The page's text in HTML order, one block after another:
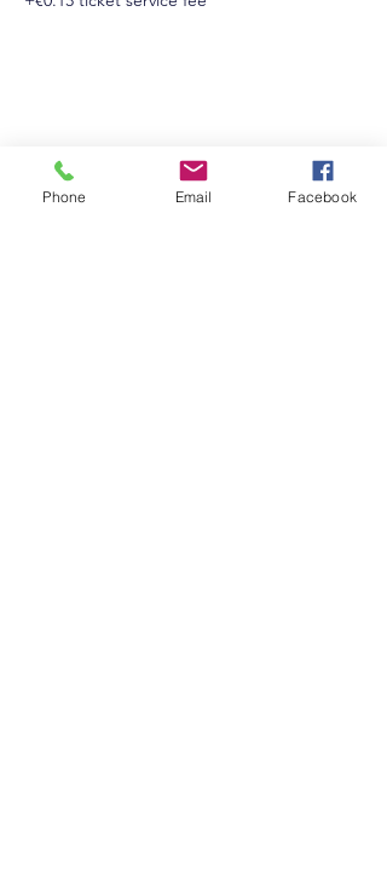
Phone Email Facebook